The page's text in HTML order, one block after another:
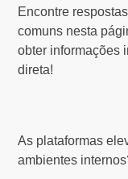
Encontre
comuns nesta
obter informações
direta!
As plataformas
ambientes